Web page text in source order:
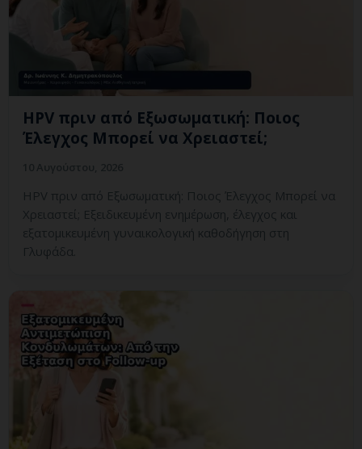
HPV πριν από Εξωσωματική: Ποιος
Έλεγχος Μπορεί να Χρειαστεί;
HPV πριν από Εξωσωματική: Ποιος Έλεγχος Μπορεί να
Χρειαστεί; Εξειδικευμένη ενημέρωση, έλεγχος και
εξατομικευμένη γυναικολογική καθοδήγηση στη
Γλυφάδα.